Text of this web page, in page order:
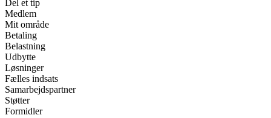
Del et tip
Medlem
Mit område
Betaling
Belastning
Udbytte
Løsninger
Fælles indsats
Samarbejdspartner
Støtter
Formidler